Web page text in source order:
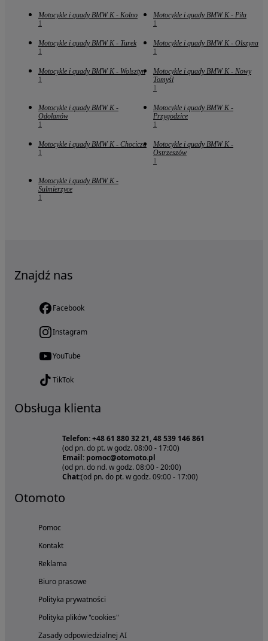
Motocykle i quady BMW K - Kolno
1
Motocykle i quady BMW K - Piła
1
Motocykle i quady BMW K - Turek
1
Motocykle i quady BMW K - Olszyna
1
Motocykle i quady BMW K - Wolsztyn
1
Motocykle i quady BMW K - Nowy
Tomyśl
1
Motocykle i quady BMW K -
Odolanów
1
Motocykle i quady BMW K -
Przygodzice
1
Motocykle i quady BMW K - Chocicza
1
Motocykle i quady BMW K -
Ostrzeszów
1
Motocykle i quady BMW K -
Sulmierzyce
1
Znajdź nas
Facebook
Instagram
YouTube
TikTok
Obsługa klienta
Telefon: +48 61 880 32 21, 48 539 146 861
(od pn. do pt. w godz. 08:00 - 17:00)
Email: pomoc@otomoto.pl
(od pn. do nd. w godz. 08:00 - 20:00)
Chat:(od pn. do pt. w godz. 09:00 - 17:00)
Otomoto
Pomoc
Kontakt
Reklama
Biuro prasowe
Polityka prywatności
Polityka plików "cookies"
Zasady odpowiedzialnej AI